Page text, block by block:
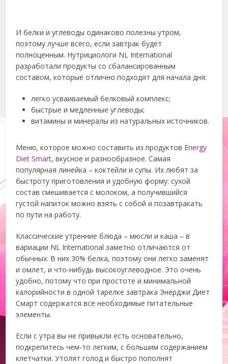
И белки и углеводы одинаково полезны утром,
поэтому лучше всего, если завтрак будет
полноценным. Нутрициологи NL International
разработали продукты со сбалансированным
составом, которые отлично подходят для начала дня:
легко усваиваемый белковый комплекс;
быстрые и медленные углеводы;
витамины и минералы из натуральных источников.
Меню, которое можно составить из продуктов Energy
Diet Smart, вкусное и разнообразное. Самая
популярная линейка – коктейли и супы. Их любят за
быстроту приготовления и удобную форму: сухой
состав смешивается с молоком, а получившийся
густой напиток можно взять с собой и позавтракать
по пути на работу.
Классические утренние блюда – мюсли и каша – в
вариации NL International заметно отличаются от
обычных. В них 30% белка, поэтому они легко заменят
и омлет, и что-нибудь высокоуглеводное. Это очень
удобно, потому что при простоте и минимальной
калорийности в одной тарелке завтрака Энерджи Диет
Смарт содержатся все необходимые питательные
элементы.
Если с утра вы не привыкли есть основательно,
подкрепитесь чем-то легким, с большим содержанием
клетчатки. Утолят голод и быстро пополнят